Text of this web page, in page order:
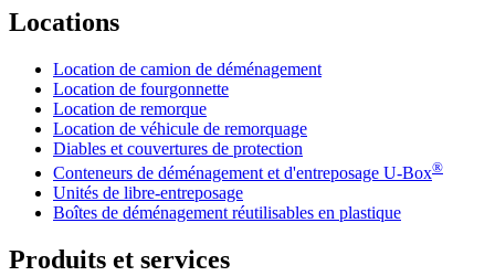
Locations
Location de camion de déménagement
Location de fourgonnette
Location de remorque
Location de véhicule de remorquage
Diables et couvertures de protection
Conteneurs de déménagement et d'entreposage U-Box®
Unités de libre-entreposage
Boîtes de déménagement réutilisables en plastique
Produits et services